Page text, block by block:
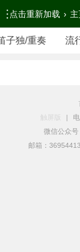
点击重新加载 ›
子独/重奏 流
触屏版
|
微信公众
邮箱：